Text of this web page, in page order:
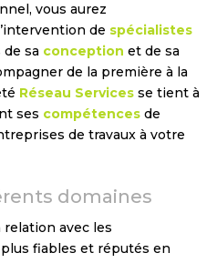
vous aurez
de spécialistes
sa conception et de sa
de la première à la
Réseau Services se tient à
ses compétences de
de travaux à votre
domaines
avec les
fiables et réputés en